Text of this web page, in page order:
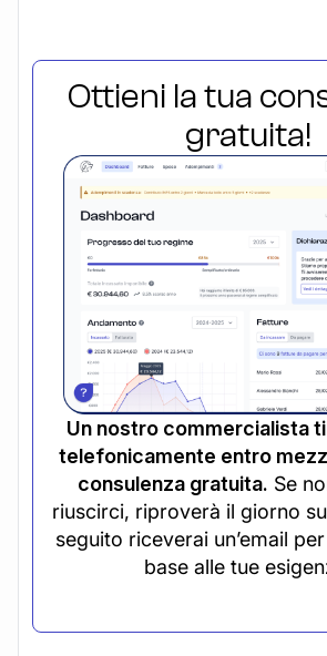
Ottieni la tua
gratuita!
Un nostro commercialista
telefonicamente entro
consulenza gratuita. Se
riuscirci, riproverà il giorno
seguito riceverai un’email
base alle tue